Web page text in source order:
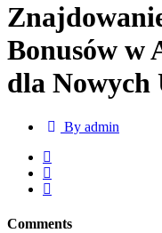
Bonusów w
dla
By admin
Comments